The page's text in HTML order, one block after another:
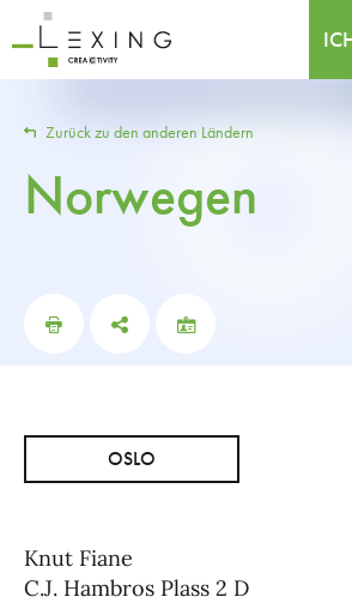
Zurück zu den anderen Ländern
Norwegen
OSLO
Knut Fiane
C.J. Hambros Plass 2 D